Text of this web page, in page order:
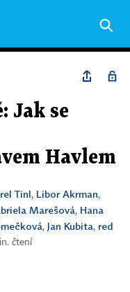
Jak se
Havlem
Tinl, Libor Akrman,
Marešová, Hana
, Jan Kubita, red
čtení